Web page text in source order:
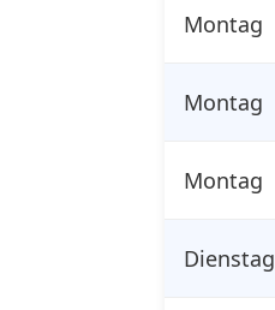
Montag
Montag
Montag
Dienstag